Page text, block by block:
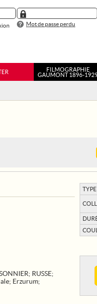
Mot de passe perdu
FILMOGRAPHIE
GAUMONT 1896-
TYPE
; RUSSE;
; Erzurum;